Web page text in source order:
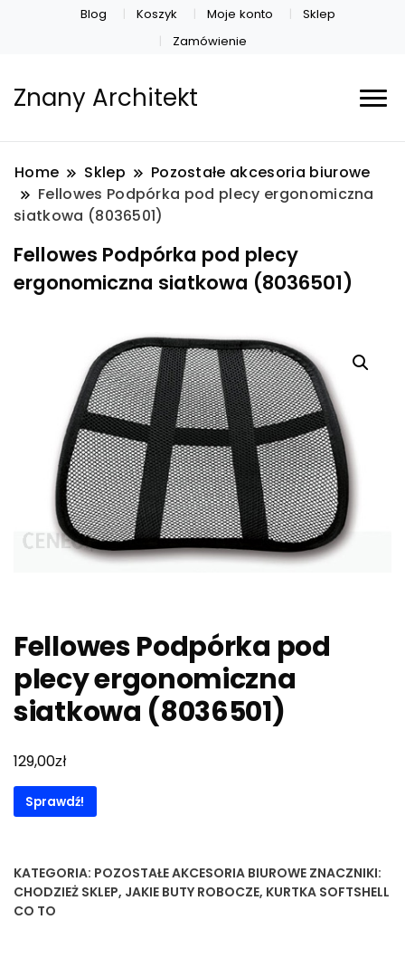
Blog Koszyk Moje konto
Sklep
Zamówienie
Znany Architekt
Home Sklep
Pozostałe akcesoria biurowe
Fellowes Podpórka pod plecy ergonomiczna
siatkowa (8036501)
Fellowes Podpórka pod plecy
ergonomiczna siatkowa (8036501)
Fellowes Podpórka pod
plecy ergonomiczna
siatkowa (8036501)
129,00zł
Sprawdź!
KATEGORIA: POZOSTAŁE AKCESORIA BIUROWE ZNACZNIKI:
CHODZIEŻ SKLEP, JAKIE BUTY ROBOCZE, KURTKA SOFTSHELL
CO TO